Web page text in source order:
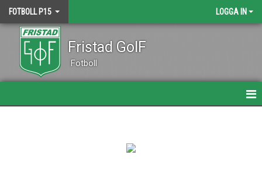
FOTBOLL P15 LOGGA IN
Fristad GoIF
Fotboll